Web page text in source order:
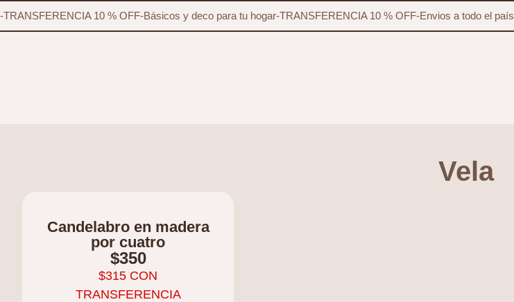
-TRANSFERENCIA 10 % OFF-Básicos y deco para tu hogar-TRANSFERENCIA 10 % OFF-Envios a todo el país
Vela
Candelabro en madera
por cuatro
$350
$315 CON
TRANSFERENCIA